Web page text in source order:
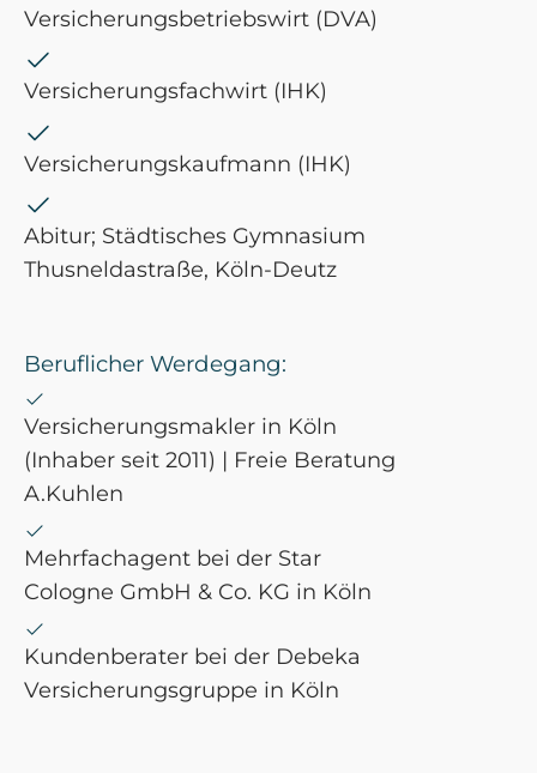
Versicherungsbetriebswirt (DVA)
Versicherungsfachwirt (IHK)
Versicherungskaufmann (IHK)
Abitur; Städtisches Gymnasium
Thusneldastraße, Köln-Deutz
Beruflicher Werdegang:
Versicherungsmakler in Köln
(Inhaber seit 2011) | Freie Beratung
A.Kuhlen
Mehrfachagent bei der Star
Cologne GmbH & Co. KG in Köln
Kundenberater bei der Debeka
Versicherungsgruppe in Köln